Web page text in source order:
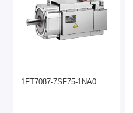
1FT7087-7SF75-1NA0